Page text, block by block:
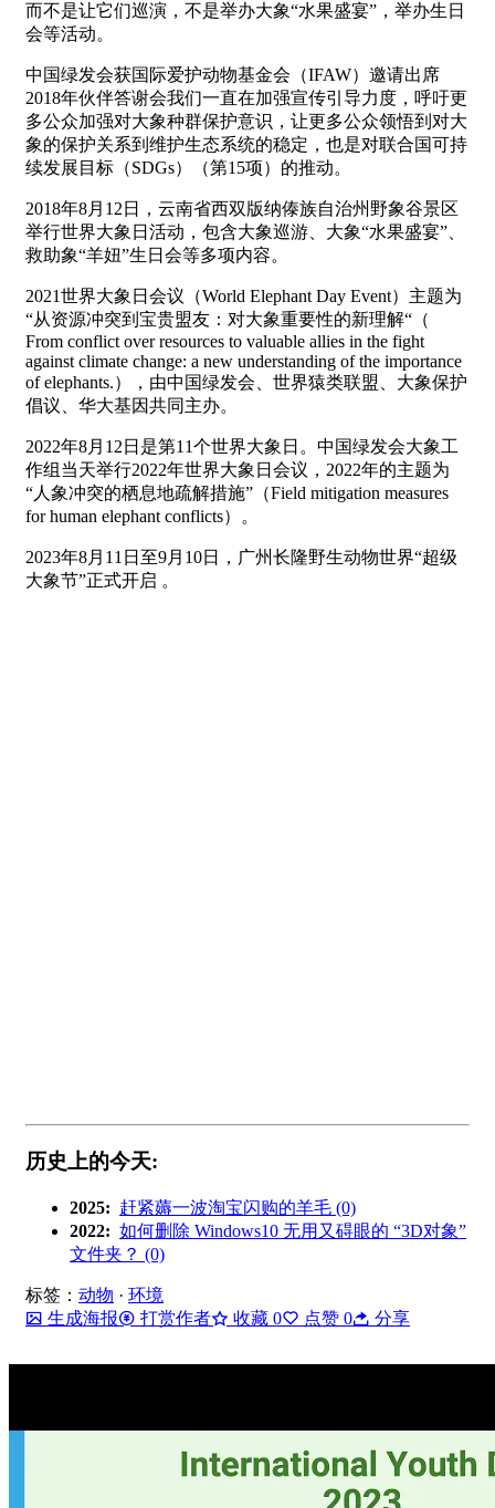
而不是让它们巡演，不是举办大象“水果盛宴”，举办生日
会等活动。
中国绿发会获国际爱护动物基金会（IFAW）邀请出席
2018年伙伴答谢会我们一直在加强宣传引导力度，呼吁更
多公众加强对大象种群保护意识，让更多公众领悟到对大
象的保护关系到维护生态系统的稳定，也是对联合国可持
续发展目标（SDGs）（第15项）的推动。
2018年8月12日，云南省西双版纳傣族自治州野象谷景区
举行世界大象日活动，包含大象巡游、大象“水果盛宴”、
救助象“羊妞”生日会等多项内容。
2021世界大象日会议（World Elephant Day Event）主题为
“从资源冲突到宝贵盟友：对大象重要性的新理解“（
From conflict over resources to valuable allies in the fight
against climate change: a new understanding of the importance
of elephants.），由中国绿发会、世界猿类联盟、大象保护
倡议、华大基因共同主办。
2022年8月12日是第11个世界大象日。中国绿发会大象工
作组当天举行2022年世界大象日会议，2022年的主题为
“人象冲突的栖息地疏解措施”（Field mitigation measures
for human elephant conflicts）。
2023年8月11日至9月10日，广州长隆野生动物世界“超级
大象节”正式开启 。
历史上的今天:
2025: 赶紧薅一波淘宝闪购的羊毛 (0)
2022: 如何删除 Windows10 无用又碍眼的 “3D对象”
文件夹？ (0)
标签： 动物 · 环境
生成海报
打赏作者 收藏 0 点赞 0 分享